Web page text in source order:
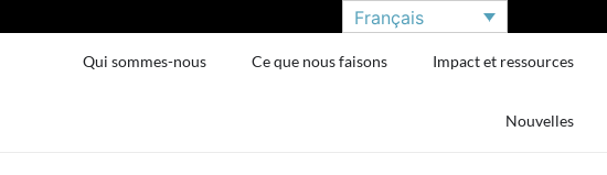
Français
Qui sommes-nous Ce que nous faisons Impact et ressources
Nouvelles